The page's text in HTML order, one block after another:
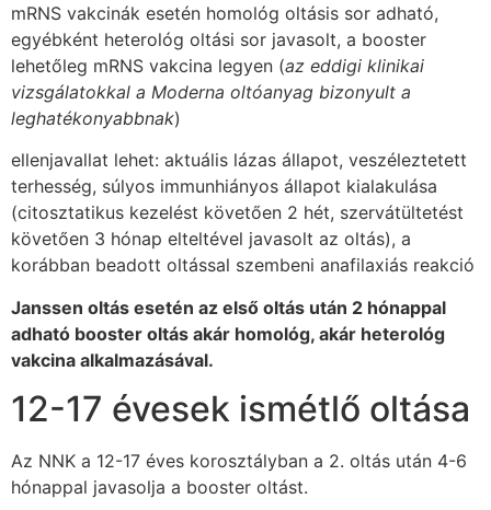
mRNS vakcinák esetén homológ oltásis sor adható,
egyébként heterológ oltási sor javasolt, a booster
lehetőleg mRNS vakcina legyen (az eddigi klinikai
vizsgálatokkal a Moderna oltóanyag bizonyult a
leghatékonyabbnak)
ellenjavallat lehet: aktuális lázas állapot, veszéleztetett
terhesség, súlyos immunhiányos állapot kialakulása
(citosztatikus kezelést követően 2 hét, szervátültetést
követően 3 hónap elteltével javasolt az oltás), a
korábban beadott oltással szembeni anafilaxiás reakció
Janssen oltás esetén az első oltás után 2 hónappal
adható booster oltás akár homológ, akár heterológ
vakcina alkalmazásával.
12-17 évesek ismétlő oltása
Az NNK a 12-17 éves korosztályban a 2. oltás után 4-6
hónappal javasolja a booster oltást.